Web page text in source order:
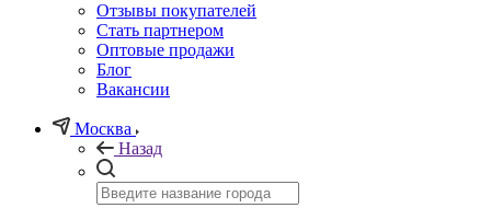
Отзывы покупателей
Стать партнером
Оптовые продажи
Блог
Вакансии
Москва
Назад